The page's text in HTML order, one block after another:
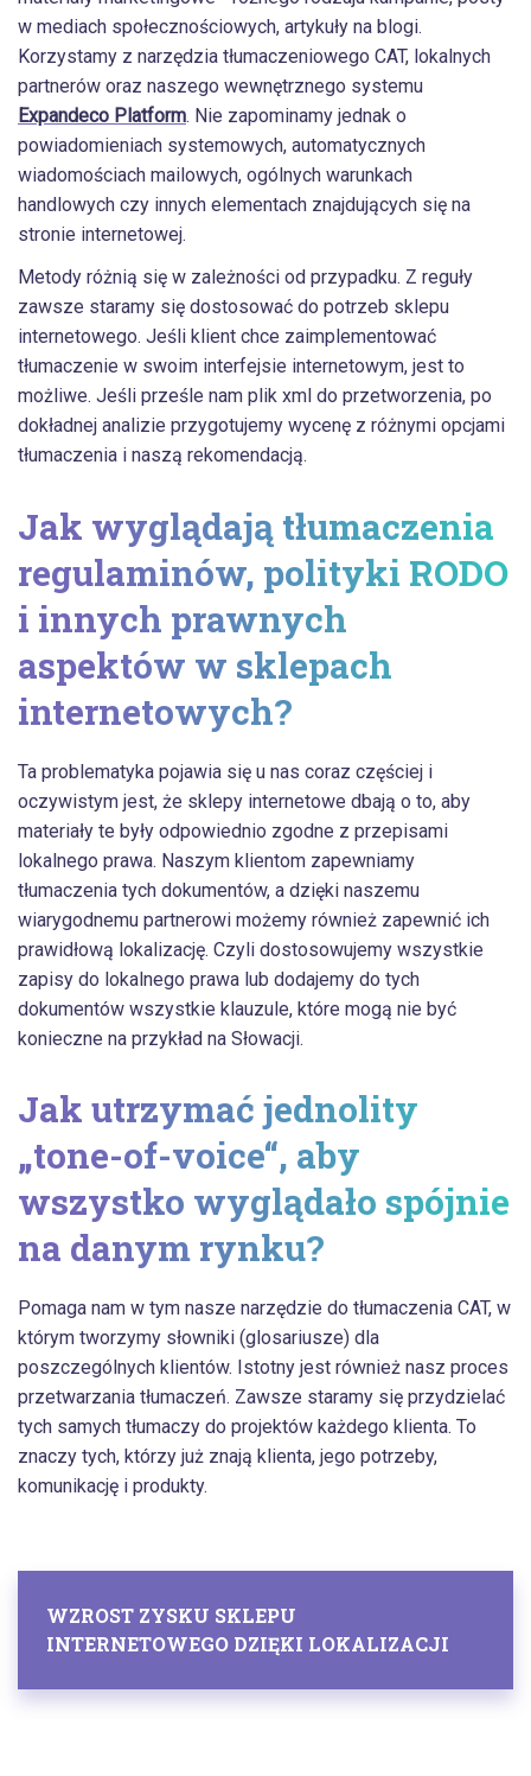
w mediach społecznościowych, artykuły na blogi.
Korzystamy z narzędzia tłumaczeniowego CAT, lokalnych
partnerów oraz naszego wewnętrznego systemu
Expandeco Platform. Nie zapominamy jednak o
powiadomieniach systemowych, automatycznych
wiadomościach mailowych, ogólnych warunkach
handlowych czy innych elementach znajdujących się na
stronie internetowej.
Metody różnią się w zależności od przypadku. Z reguły
zawsze staramy się dostosować do potrzeb sklepu
internetowego. Jeśli klient chce zaimplementować
tłumaczenie w swoim interfejsie internetowym, jest to
możliwe. Jeśli prześle nam plik xml do przetworzenia, po
dokładnej analizie przygotujemy wycenę z różnymi opcjami
tłumaczenia i naszą rekomendacją.
Jak wyglądają tłumaczenia
regulaminów, polityki RODO
i innych prawnych
aspektów w sklepach
internetowych?
Ta problematyka pojawia się u nas coraz częściej i
oczywistym jest, że sklepy internetowe dbają o to, aby
materiały te były odpowiednio zgodne z przepisami
lokalnego prawa. Naszym klientom zapewniamy
tłumaczenia tych dokumentów, a dzięki naszemu
wiarygodnemu partnerowi możemy również zapewnić ich
prawidłową lokalizację. Czyli dostosowujemy wszystkie
zapisy do lokalnego prawa lub dodajemy do tych
dokumentów wszystkie klauzule, które mogą nie być
konieczne na przykład na Słowacji.
Jak utrzymać jednolity
„tone-of-voice“, aby
wszystko wyglądało spójnie
na danym rynku?
Pomaga nam w tym nasze narzędzie do tłumaczenia CAT, w
którym tworzymy słowniki (glosariusze) dla
poszczególnych klientów. Istotny jest również nasz proces
przetwarzania tłumaczeń. Zawsze staramy się przydzielać
tych samych tłumaczy do projektów każdego klienta. To
znaczy tych, którzy już znają klienta, jego potrzeby,
komunikację i produkty.
WZROST ZYSKU SKLEPU
INTERNETOWEGO DZIĘKI LOKALIZACJI